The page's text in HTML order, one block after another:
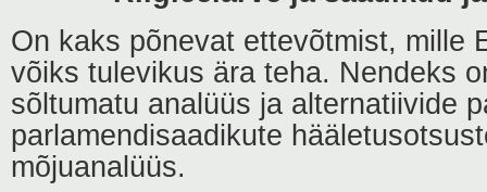
On kaks põnevat ettevõtmist, mille
võiks tulevikus ära teha. Nendeks
sõltumatu analüüs ja alternatiivide
parlamendisaadikute
mõjuanalüüs.